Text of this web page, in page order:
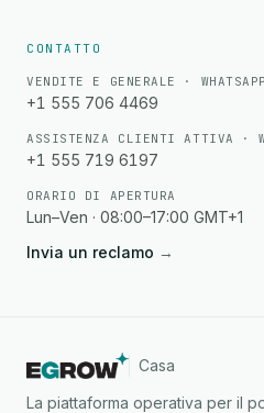
CONTATTO
VENDITE E GENERALE · WHATSAPP
+1 555 706 4469
ASSISTENZA CLIENTI ATTIVA ·
+1 555 719 6197
ORARIO DI APERTURA
Lun–Ven · 08:00–17:00 GMT+1
Invia un reclamo →
Casa
La piattaforma operativa per il